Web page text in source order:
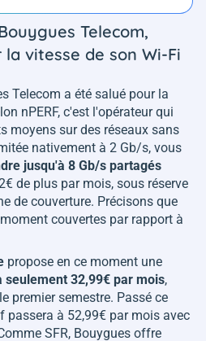
Telecom,
vitesse de son Wi-Fi
Telecom a été salué pour la
nPERF, c'est l'opérateur qui
moyens sur des réseaux sans
nativement à 2 Gb/s, vous
jusqu'à 8 Gb/s partagés
de plus par mois, sous réserve
de couverture. Précisons que
couvertes par rapport à
propose en ce moment une
32,99€ par mois,
premier semestre. Passé ce
passera à 52,99€ par mois avec
SFR, Bouygues offre